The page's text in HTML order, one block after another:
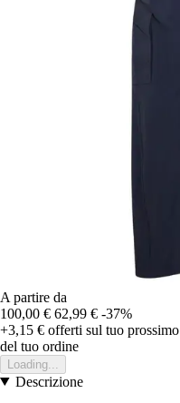
A partire da
100,00 € 62,99 € -37%
+3,15 € offerti sul tuo
del tuo ordine
Loading...
Descrizione